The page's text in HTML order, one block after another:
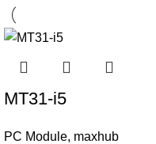
MT31-i5
PC Module, maxhub